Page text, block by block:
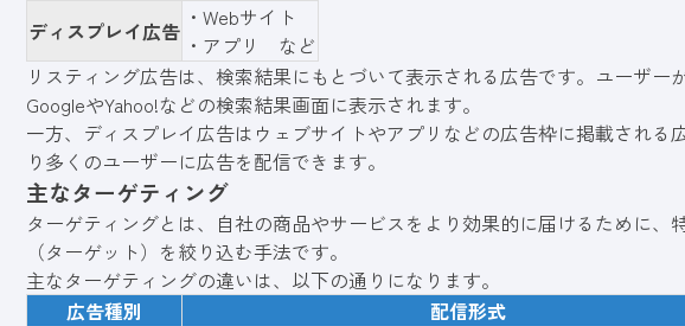
ディスプレイ広告 ・Webサイト
・アプリ など
リスティング広告は、検索結果にもとづいて表示される広告です。ユーザー
GoogleやYahoo!などの検索結果画面に表示されます。
一方、ディスプレイ広告はウェブサイトやアプリなどの広告枠に掲載される
り多くのユーザーに広告を配信できます。
主なターゲティング
ターゲティングとは、自社の商品やサービスをより効果的に届けるために、
（ターゲット）を絞り込む手法です。
主なターゲティングの違いは、以下の通りになります。
広告種別
配信形式